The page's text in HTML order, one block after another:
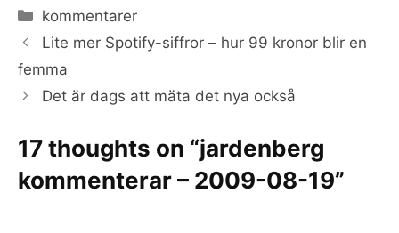
Categories
kommentarer
Lite mer Spotify-siffror – hur 99 kronor blir en
femma
Det är dags att mäta det nya också
17 thoughts on “jardenberg
kommenterar – 2009-08-19”